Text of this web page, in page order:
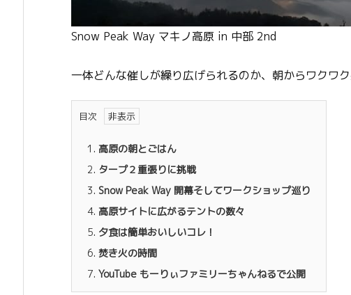
Snow Peak Way マキノ高原 in 中部 2nd
一体どんな催しが繰り広げられるのか、朝からワクワ
目次
1. 高原の朝とごはん
2. タープ２重張りに挑戦
3. Snow Peak Way 開幕そしてワークショップ巡り
4. 高原サイトに広がるテントの数々
5. 夕食は簡単おいしいコレ！
6. 焚き火の時間
7. YouTube もーりぃファミリーちゃんねるで公開